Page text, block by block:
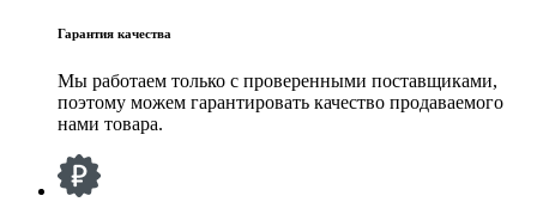
Гарантия качества
Мы работаем только с проверенными поставщиками,
поэтому можем гарантировать качество продаваемого
нами товара.